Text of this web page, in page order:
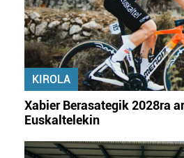
KIROLA
Xabier Berasategik 2028ra
Euskaltelekin